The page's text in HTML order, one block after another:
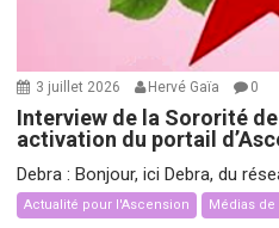
3 juillet 2026 Hervé Gaïa 0
Interview de la Sororité
activation du portail
Debra : Bonjour, ici Debra, du
Actualité pour l'Ascension Médias